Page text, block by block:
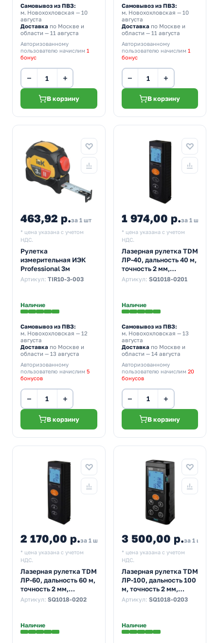
Самовывоз из ПВЗ:
м. Новохохловская — 10
августа
Доставка по Москве и
области — 11 августа
Авторизованному
пользователю начислим 1
бонус
− +
В корзину
Самовывоз из ПВЗ:
м. Новохохловская — 10
августа
Доставкапо Москве и
области — 11 августа
Авторизованному
пользователю начислим 1
бонус
− +
В корзину
463,92 р.за 1 шт
* цена указана с учетом
НДС.
Рулетка
измерительная ИЭК
Professional 3м
Артикул: TIR10-3-003
Наличие
Самовывоз из ПВЗ:
м. Новохохловская — 12
августа
Доставка по Москве и
области — 13 августа
Авторизованному
пользователю начислим 5
бонусов
− +
В корзину
1 974,00 р.за 1 шт
* цена указана с учетом
НДС.
Лазерная рулетка TDM
ЛР-40, дальность 40 м,
точность 2 мм,
подсветка, IP54,
Артикул: SQ1018-0201
Наличие
Самовывоз из ПВЗ:
м. Новохохловская — 13
августа
Доставкапо Москве и
области — 14 августа
Авторизованному
пользователю начислим 20
бонусов
− +
В корзину
2 170,00 р.за 1 шт
* цена указана с учетом
НДС.
Лазерная рулетка TDM
ЛР-60, дальность 60 м,
точность 2 мм,
подсветка, IP54,
Артикул: SQ1018-0202
Наличие
3 500,00 р.за 1 шт
* цена указана с учетом
НДС.
Лазерная рулетка TDM
ЛР-100, дальность 100
м, точность 2 мм,
подсветка, IP54,
Артикул: SQ1018-0203
Наличие